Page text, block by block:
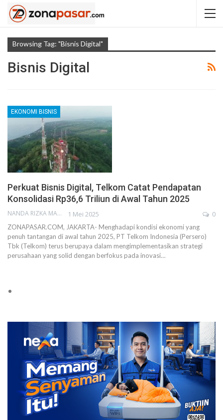
Browsing Tag: "Bisnis Digital"
Bisnis Digital
EKONOMI BISNIS
Perkuat Bisnis Digital, Telkom Catat Pendapatan
Konsolidasi Rp36,6 Triliun di Awal Tahun 2025
NANDA RIZKA MAHENDRA 1 Mei 2025 0
ZONAPASAR.COM, JAKARTA- Menghadapi kondisi ekonomi yang
penuh tantangan di awal tahun 2025, PT Telkom Indonesia (Persero)
Tbk (Telkom) terus berupaya dalam mengimplementasikan strategi
perusahaan yang solid dengan berfokus pada inovasi…